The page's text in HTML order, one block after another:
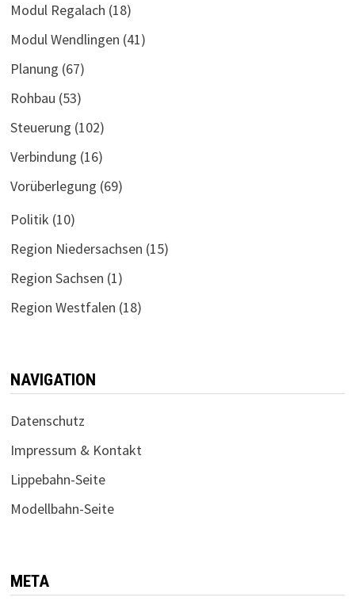
Modul Regalach (18)
Modul Wendlingen (41)
Planung (67)
Rohbau (53)
Steuerung (102)
Verbindung (16)
Vorüberlegung (69)
Politik (10)
Region Niedersachsen (15)
Region Sachsen (1)
Region Westfalen (18)
NAVIGATION
Datenschutz
Impressum & Kontakt
Lippebahn-Seite
Modellbahn-Seite
META